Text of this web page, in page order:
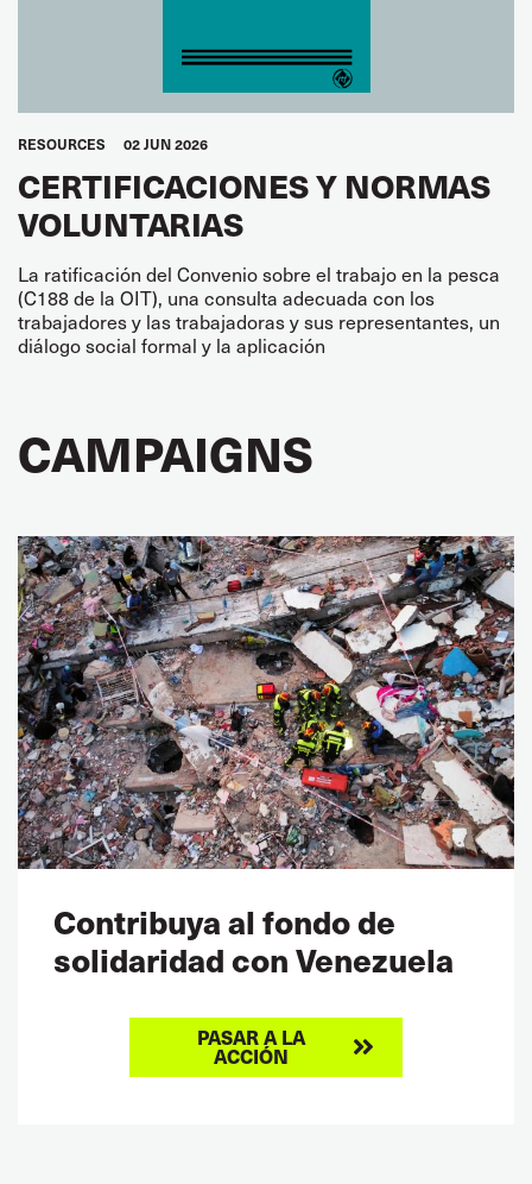
RESOURCES 02 JUN 2026
CERTIFICACIONES Y NORMAS
VOLUNTARIAS
La ratificación del Convenio sobre el trabajo en la pesca
(C188 de la OIT), una consulta adecuada con los
trabajadores y las trabajadoras y sus representantes, un
diálogo social formal y la aplicación
CAMPAIGNS
Contribuya al fondo de
solidaridad con Venezuela
PASAR A LA
ACCIÓN